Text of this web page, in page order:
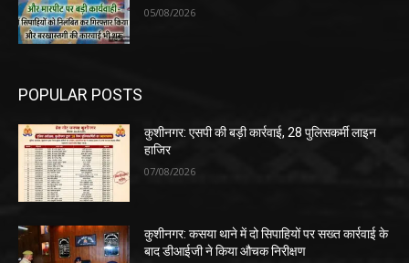
05/08/2026
POPULAR POSTS
कुशीनगर: एसपी की बड़ी कार्रवाई, 28 पुलिसकर्मी लाइन
हाजिर
07/08/2026
कुशीनगर: कसया थाने में दो सिपाहियों पर सख्त कार्रवाई के
बाद डीआईजी ने किया औचक निरीक्षण